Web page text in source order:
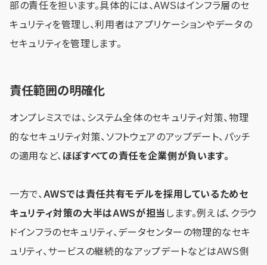
部の責任を担います。具体的には、AWSはインフラ層のセ
キュリティを管理し、利用者はアプリケーションやデータの
セキュリティを管理します。
責任範囲の明確化
オンプレミスでは、システム全体のセキュリティ対策、物理
的なセキュリティ対策、ソフトウェアのアップデート、パッチ
の適用など、 ほぼすべての責任を企業側が負います。
一方で、 AWSでは責任共有モデルを採用しているためセ
キュリティ対策の大半はAWSが担当 します。例えば、クラウ
ドインフラのセキュリティ、データセンターの物理的なセキ
ュリティ、サービスの継続的なアップデートなどはAWS側